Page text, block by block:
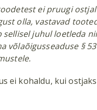
ei pruugi ostjal
olla, vastavad
sellisel juhul loetleda
võlaõigusseaduse§
ei kohaldu, kui